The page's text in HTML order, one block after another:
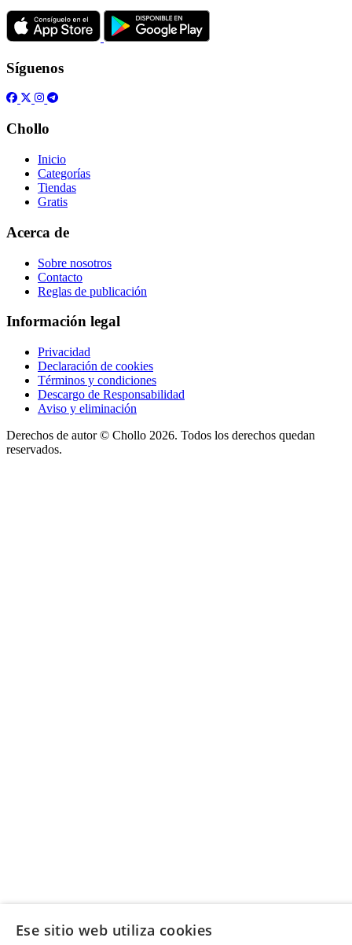
Síguenos
Chollo
Inicio
Categorías
Tiendas
Gratis
Acerca de
Sobre nosotros
Contacto
Reglas de publicación
Información legal
Privacidad
Declaración de cookies
Términos y condiciones
Descargo de Responsabilidad
Aviso y eliminación
Derechos de autor © Chollo 2026. Todos los derechos quedan
reservados.
Ese sitio web utiliza cookies